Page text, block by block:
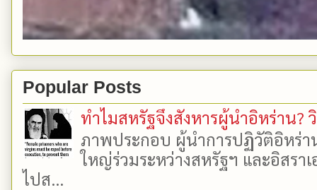
Popular Posts
ทำไมสหรัฐจึงสังหารผู้นำอิหร่าน?
ภาพประกอบ ผู้นำการปฏิวัติอิหร่า
ใหญ่ร่วมระหว่างสหรัฐฯ และอิสรา
ไปส...